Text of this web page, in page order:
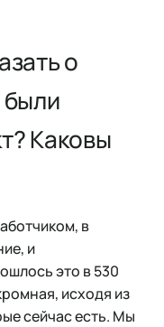
о
были
Каковы
в
и
это в 530
исходя из
сейчас есть. Мы